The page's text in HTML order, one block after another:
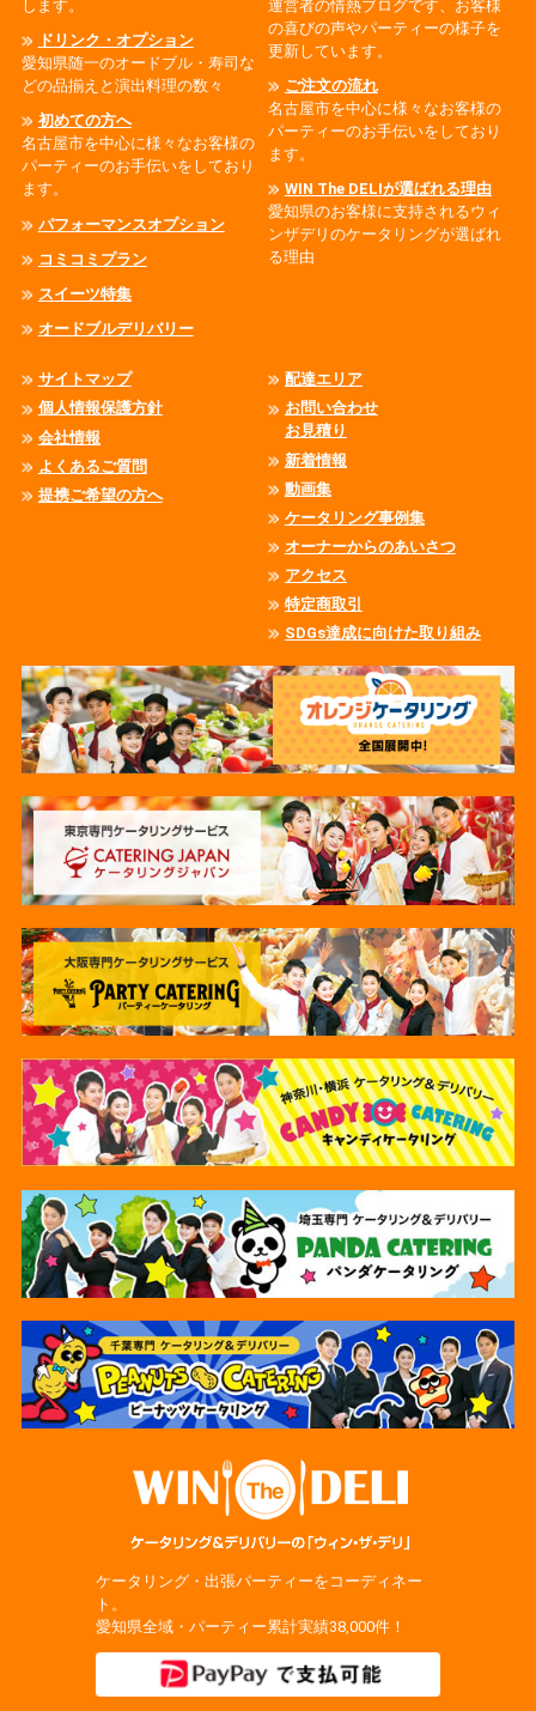
します。
ドリンク・オプション
愛知県随一のオードブル・寿司な
どの品揃えと演出料理の数々
初めての方へ
名古屋市を中心に様々なお客様の
パーティーのお手伝いをしており
ます。
パフォーマンスオプション
コミコミプラン
スイーツ特集
オードブルデリバリー
運営者の情熱ブログです、お客様
の喜びの声やパーティーの様子を
更新しています。
ご注文の流れ
名古屋市を中心に様々なお客様の
パーティーのお手伝いをしており
ます。
WIN The DELIが選ばれる理由
愛知県のお客様に支持されるウィ
ンザデリのケータリングが選ばれ
る理由
サイトマップ
個人情報保護方針
会社情報
よくあるご質問
提携ご希望の方へ
配達エリア
お問い合わせ
お見積り
新着情報
動画集
ケータリング事例集
オーナーからのあいさつ
アクセス
特定商取引
SDGs達成に向けた取り組み
ケータリング・出張パーティーをコーディネー
ト。
愛知県全域・パーティー累計実績38,000件！